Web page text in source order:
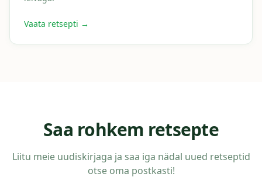
Vaata retsepti →
Saa rohkem retsepte
Liitu meie uudiskirjaga ja saa iga nädal uued retseptid
otse oma postkasti!